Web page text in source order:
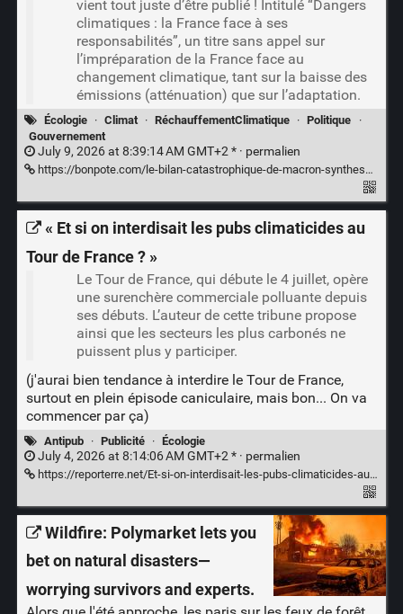
vient tout juste d’être publié ! Intitulé “Dangers
climatiques : la France face à ses
responsabilités”, un titre sans appel sur
l’impréparation de la France face au
changement climatique, tant sur la baisse des
émissions (atténuation) que sur l’adaptation.
Écologie · Climat · RéchauffementClimatique · Politique
·
Gouvernement
July 9, 2026 at 8:39:14 AM GMT+2 * · permalien
https://bonpote.com/le-bilan-catastrophique-de-macron-synthese-du-rapport-annuel-2026-du-haut-conseil-pour-le-climat/
« Et si on interdisait les pubs climaticides au
Tour de France ? »
Le Tour de France, qui débute le 4 juillet, opère
une surenchère commerciale polluante depuis
ses débuts. L’auteur de cette tribune propose
ainsi que les secteurs les plus carbonés ne
puissent plus y participer.
(j'aurai bien tendance à interdire le Tour de France,
surtout en plein épisode caniculaire, mais bon... On va
commencer par ça)
Antipub · Publicité · Écologie
July 4, 2026 at 8:14:06 AM GMT+2 * · permalien
https://reporterre.net/Et-si-on-interdisait-les-pubs-climaticides-au-Tour-de-France?__cf_chl_f_tk=GT2C_tnshy7DifdJsyYCrYG8ltOniQZu.bPIxz0u8gM-1783145568-1.0.1.1-7crnKR8Zoz5zhd.LdP308t.aOlqhQLL_hzSwQ.j3vT8
Wildfire: Polymarket lets you
bet on natural disasters—
worrying survivors and experts.